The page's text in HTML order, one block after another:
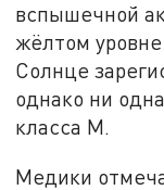
вспышечной
жёлтом
Солнце
однако ни
класса М.
Медики